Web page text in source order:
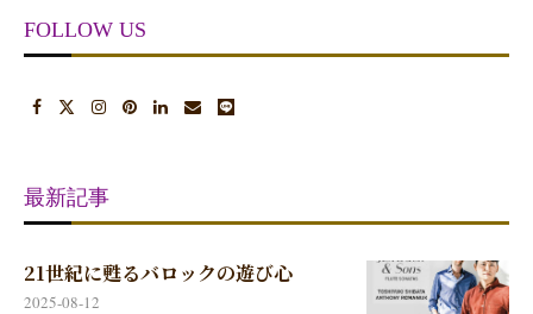
FOLLOW US
最新記事
21世紀に甦るバロックの遊び心
2025-08-12